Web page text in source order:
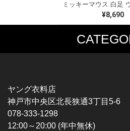
¥8,690
MUSIC TEE
HARDCORE / PUNK
PROGLESSIVE ROCK
POPS
SOUL / R&B
T-
ヤング衣料店
神戸市中央区北長狭通3丁目5-6
078-333-1298
12:00～20:00 (年中無休)